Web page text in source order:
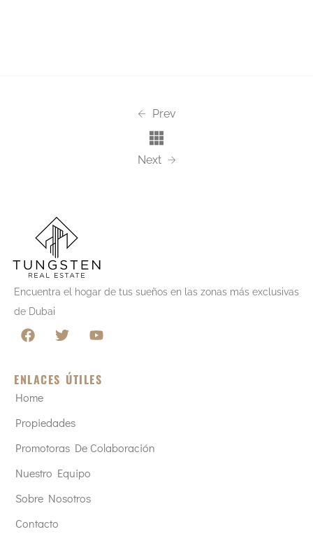
Prev
Next
Encuentra el hogar de tus sueños en las zonas más exclusivas
de Dubai
ENLACES ÚTILES
Home
Propiedades
Promotoras De Colaboración
Nuestro Equipo
Sobre Nosotros
Contacto